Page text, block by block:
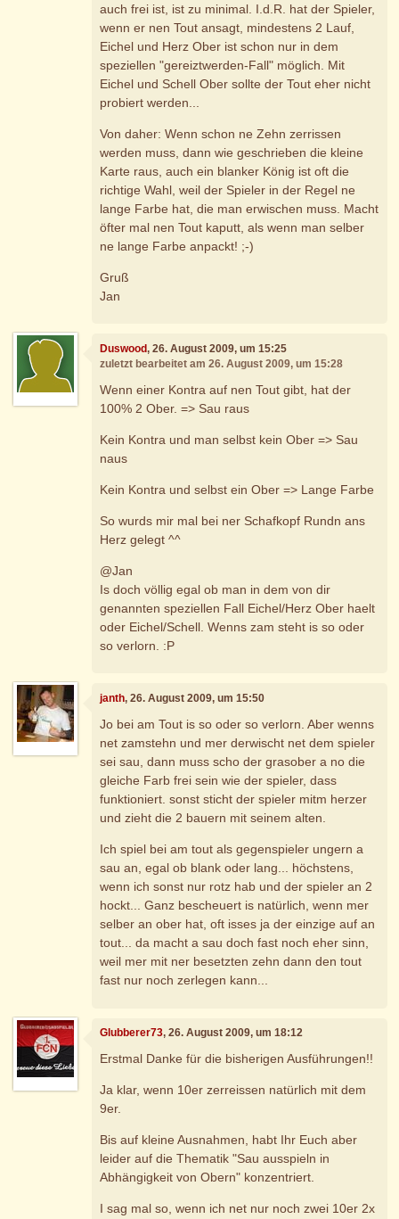
auch frei ist, ist zu minimal. I.d.R. hat der Spieler,
wenn er nen Tout ansagt, mindestens 2 Lauf,
Eichel und Herz Ober ist schon nur in dem
speziellen "gereiztwerden-Fall" möglich. Mit
Eichel und Schell Ober sollte der Tout eher nicht
probiert werden...
Von daher: Wenn schon ne Zehn zerrissen
werden muss, dann wie geschrieben die kleine
Karte raus, auch ein blanker König ist oft die
richtige Wahl, weil der Spieler in der Regel ne
lange Farbe hat, die man erwischen muss. Macht
öfter mal nen Tout kaputt, als wenn man selber
ne lange Farbe anpackt! ;-)
Gruß
Jan
Duswood, 26. August 2009, um 15:25
zuletzt bearbeitet am 26. August 2009, um 15:28
Wenn einer Kontra auf nen Tout gibt, hat der
100% 2 Ober. => Sau raus
Kein Kontra und man selbst kein Ober => Sau
naus
Kein Kontra und selbst ein Ober => Lange Farbe
So wurds mir mal bei ner Schafkopf Rundn ans
Herz gelegt ^^
@Jan
Is doch völlig egal ob man in dem von dir
genannten speziellen Fall Eichel/Herz Ober haelt
oder Eichel/Schell. Wenns zam steht is so oder
so verlorn. :P
janth, 26. August 2009, um 15:50
Jo bei am Tout is so oder so verlorn. Aber wenns
net zamstehn und mer derwischt net dem spieler
sei sau, dann muss scho der grasober a no die
gleiche Farb frei sein wie der spieler, dass
funktioniert. sonst sticht der spieler mitm herzer
und zieht die 2 bauern mit seinem alten.
Ich spiel bei am tout als gegenspieler ungern a
sau an, egal ob blank oder lang... höchstens,
wenn ich sonst nur rotz hab und der spieler an 2
hockt... Ganz bescheuert is natürlich, wenn mer
selber an ober hat, oft isses ja der einzige auf an
tout... da macht a sau doch fast noch eher sinn,
weil mer mit ner besetzten zehn dann den tout
fast nur noch zerlegen kann...
Glubberer73, 26. August 2009, um 18:12
Erstmal Danke für die bisherigen Ausführungen!!
Ja klar, wenn 10er zerreissen natürlich mit dem
9er.
Bis auf kleine Ausnahmen, habt Ihr Euch aber
leider auf die Thematik "Sau ausspieln in
Abhängigkeit von Obern" konzentriert.
I sag mal so, wenn ich net nur noch zwei 10er 2x